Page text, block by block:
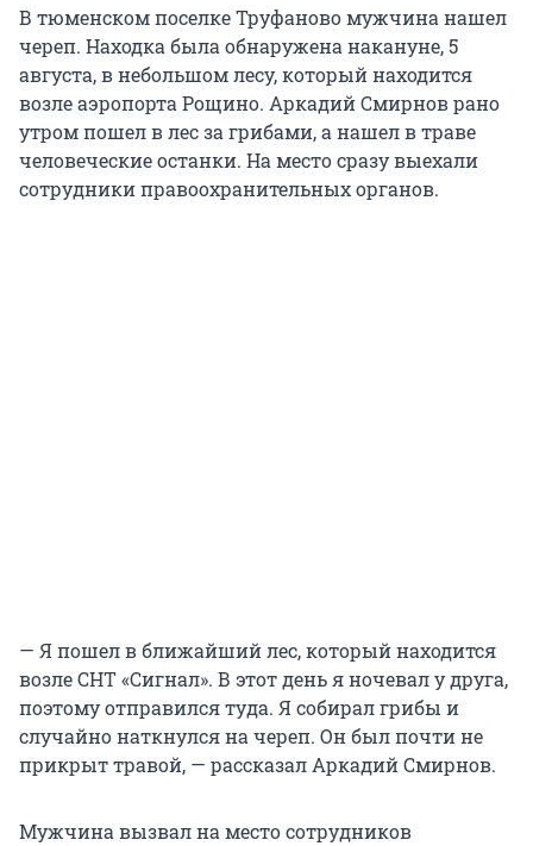
В тюменском поселке Труфаново мужчина нашел
череп. Находка была обнаружена накануне, 5
августа, в небольшом лесу, который находится
возле аэропорта Рощино. Аркадий Смирнов рано
утром пошел в лес за грибами, а нашел в траве
человеческие останки. На место сразу выехали
сотрудники правоохранительных органов.
— Я пошел в ближайший лес, который находится
возле СНТ «Сигнал». В этот день я ночевал у друга,
поэтому отправился туда. Я собирал грибы и
случайно наткнулся на череп. Он был почти не
прикрыт травой, — рассказал Аркадий Смирнов.
Мужчина вызвал на место сотрудников